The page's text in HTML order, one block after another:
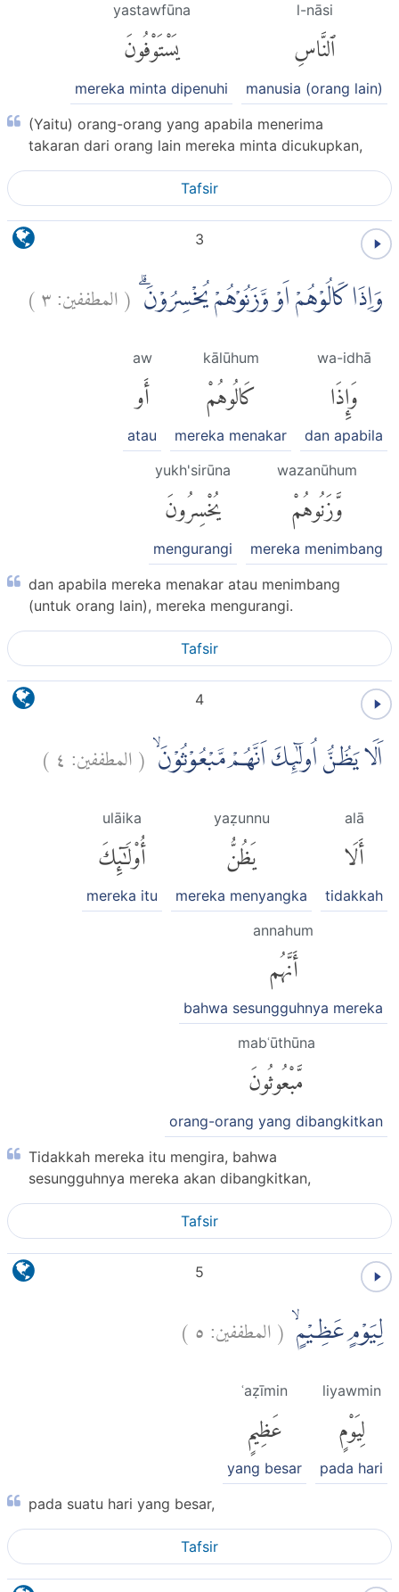
l-nāsi
ٱلنَّاسِ
manusia (orang lain)
yastawfūna
يَسْتَوْفُونَ
mereka minta dipenuhi
(Yaitu) orang-orang yang apabila menerima
takaran dari orang lain mereka minta dicukupkan,
Tafsir
3
وَاِذَا كَالُوْهُمْ اَوْ وَّزَنُوْهُمْ يُخْسِرُوْنَۗ (المطففين:٣)
wa-idhā
وَإِذَا
dan apabila
kālūhum
كَالُوهُمْ
mereka menakar
aw
أَو
atau
wazanūhum
وَّزَنُوهُمْ
mereka menimbang
yukh'sirūna
يُخْسِرُونَ
mengurangi
dan apabila mereka menakar atau menimbang
(untuk orang lain), mereka mengurangi.
Tafsir
4
اَلَا يَظُنُّ اُولٰۤىِٕكَ اَنَّهُمْ مَّبْعُوْثُوْنَۙ (المطففين: ٤)
alā
أَلَا
tidakkah
yaẓunnu
يَظُنُّ
mereka menyangka
ulāika
أُو۟لَٰٓئِكَ
mereka itu
annahum
أَنَّهُم
bahwa sesungguhnya mereka
mabʿūthūna
مَّبْعُوثُونَ
orang-orang yang dibangkitkan
Tidakkah mereka itu mengira, bahwa
sesungguhnya mereka akan dibangkitkan,
Tafsir
5
لِيَوْمٍ عَظِيْمٍۙ (المطففين:٥)
liyawmin
لِيَوْمٍ
pada hari
ʿaẓīmin
عَظِيمٍ
yang besar
pada suatu hari yang besar,
Tafsir